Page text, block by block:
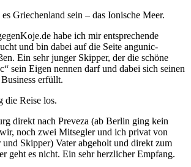
Griechenland sein – das Ionische Meer.
habe ich mir entsprechende
und bin dabei auf die Seite angunic-
Ein sehr junger Skipper, der die schöne
sein Eigen nennen darf und dabei sich seinen
erfüllt.
die Reise los.
direkt nach Preveza (ab Berlin ging kein
noch zwei Mitsegler und ich privat von
Skipper) Vater abgeholt und direkt zum
geht es nicht. Ein sehr herzlicher Empfang.